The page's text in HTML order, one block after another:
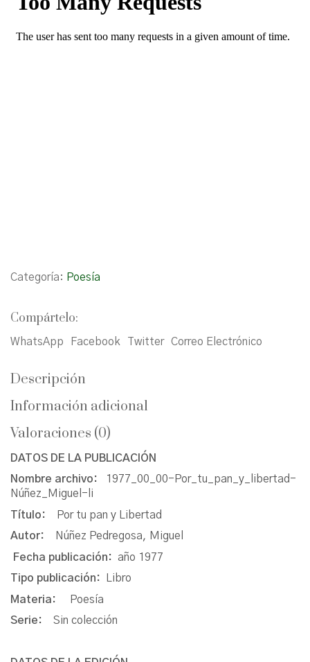
Categoría: Poesía
Compártelo:
WhatsApp Facebook Twitter Correo Electrónico
Descripción
Información adicional
Valoraciones (0)
DATOS DE LA PUBLICACIÓN
Nombre archivo:
1977_00_00-Por_tu_pan_y_libertad-
Núñez_Miguel-li
Título:
Por tu pan y Libertad
Autor:
Núñez Pedregosa, Miguel
Fecha publicación: año 1977
Tipo publicación:
Libro
Materia:
Poesía
Serie: Sin colección